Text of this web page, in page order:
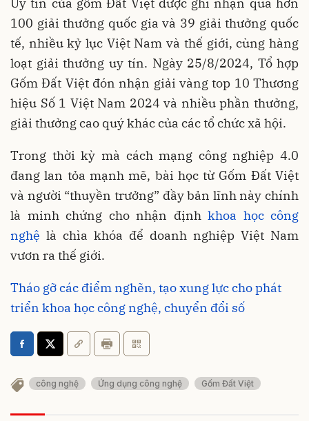
100 giải thưởng quốc gia và 39 giải thưởng quốc
tế, nhiều kỷ lục Việt Nam và thế giới, cùng hàng
loạt giải thưởng uy tín. Ngày 25/8/2024, Tổ hợp
Gốm Đất Việt đón nhận giải vàng top 10 Thương
hiệu Số 1 Việt Nam 2024 và nhiều phần thưởng,
giải thưởng cao quý khác của các tổ chức xã hội.
Trong thời kỳ mà cách mạng công nghiệp 4.0
đang lan tỏa mạnh mẽ, bài học từ Gốm Đất Việt
và người “thuyền trưởng” đầy bản lĩnh này chính
là minh chứng cho nhận định khoa học công
nghệ là chìa khóa để doanh nghiệp Việt Nam
vươn ra thế giới.
Tháo gỡ các điểm nghẽn, tạo xung lực cho phát
triển khoa học công nghệ, chuyển đổi số
công nghệ Ứng dụng công nghệ Gốm Đất Việt